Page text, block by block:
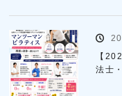
【
法士